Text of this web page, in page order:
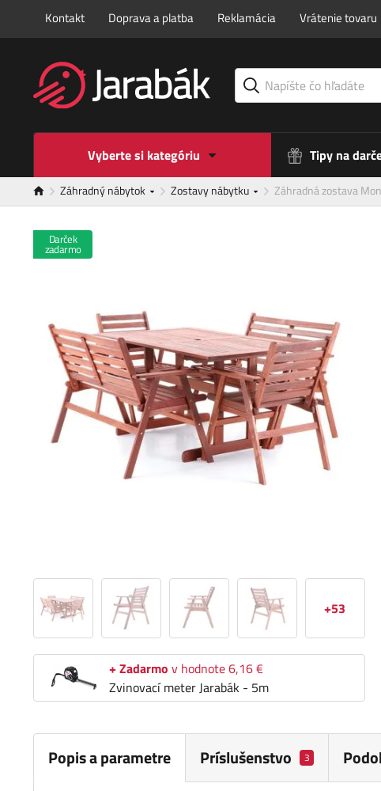
Kontakt Doprava a platba Reklamácia Vrátenie tovaru
Vyberte si kategóriu Tipy na
Záhradný nábytok Zostavy nábytku Záhradná zostava
Darček
zadarmo
+53
+ Zadarmo v hodnote 6,16 €
Zvinovací meter Jarabák - 5m
Popis a parametre Príslušenstvo 3